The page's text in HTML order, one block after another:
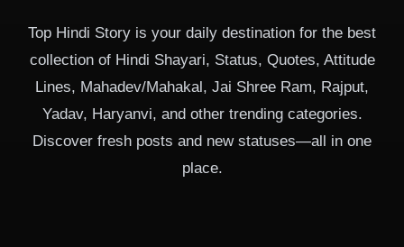
Top Hindi Story is your daily destination for the best
collection of Hindi Shayari, Status, Quotes, Attitude
Lines, Mahadev/Mahakal, Jai Shree Ram, Rajput,
Yadav, Haryanvi, and other trending categories.
Discover fresh posts and new statuses—all in one
place.